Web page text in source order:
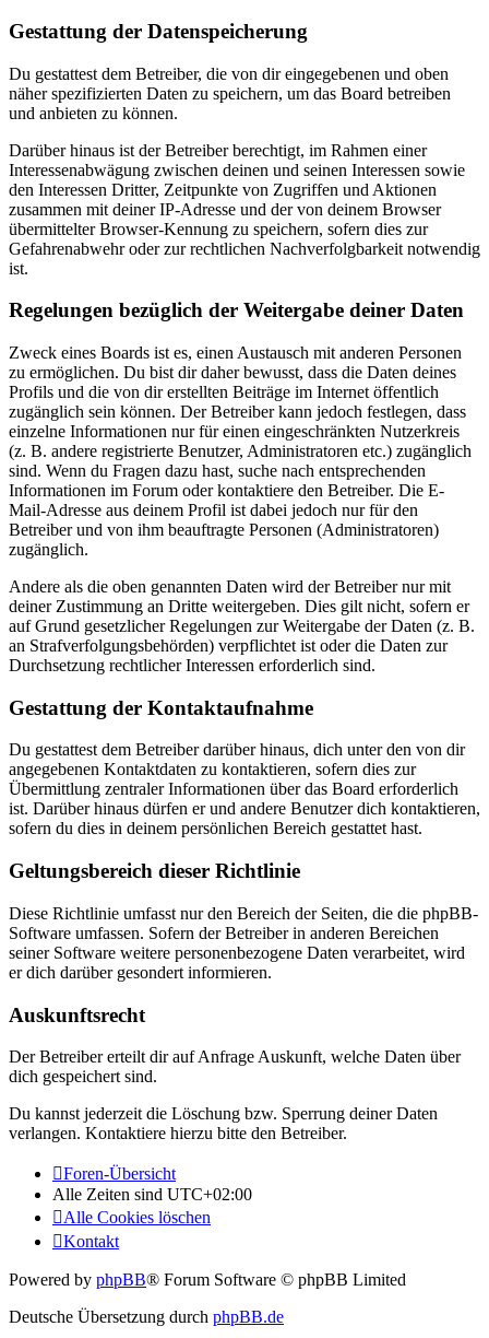
Gestattung der Datenspeicherung
Du gestattest dem Betreiber, die von dir eingegebenen und oben
näher spezifizierten Daten zu speichern, um das Board betreiben
und anbieten zu können.
Darüber hinaus ist der Betreiber berechtigt, im Rahmen einer
Interessenabwägung zwischen deinen und seinen Interessen sowie
den Interessen Dritter, Zeitpunkte von Zugriffen und Aktionen
zusammen mit deiner IP-Adresse und der von deinem Browser
übermittelter Browser-Kennung zu speichern, sofern dies zur
Gefahrenabwehr oder zur rechtlichen Nachverfolgbarkeit notwendig
ist.
Regelungen bezüglich der Weitergabe deiner Daten
Zweck eines Boards ist es, einen Austausch mit anderen Personen
zu ermöglichen. Du bist dir daher bewusst, dass die Daten deines
Profils und die von dir erstellten Beiträge im Internet öffentlich
zugänglich sein können. Der Betreiber kann jedoch festlegen, dass
einzelne Informationen nur für einen eingeschränkten Nutzerkreis
(z. B. andere registrierte Benutzer, Administratoren etc.) zugänglich
sind. Wenn du Fragen dazu hast, suche nach entsprechenden
Informationen im Forum oder kontaktiere den Betreiber. Die E-
Mail-Adresse aus deinem Profil ist dabei jedoch nur für den
Betreiber und von ihm beauftragte Personen (Administratoren)
zugänglich.
Andere als die oben genannten Daten wird der Betreiber nur mit
deiner Zustimmung an Dritte weitergeben. Dies gilt nicht, sofern er
auf Grund gesetzlicher Regelungen zur Weitergabe der Daten (z. B.
an Strafverfolgungsbehörden) verpflichtet ist oder die Daten zur
Durchsetzung rechtlicher Interessen erforderlich sind.
Gestattung der Kontaktaufnahme
Du gestattest dem Betreiber darüber hinaus, dich unter den von dir
angegebenen Kontaktdaten zu kontaktieren, sofern dies zur
Übermittlung zentraler Informationen über das Board erforderlich
ist. Darüber hinaus dürfen er und andere Benutzer dich kontaktieren,
sofern du dies in deinem persönlichen Bereich gestattet hast.
Geltungsbereich dieser Richtlinie
Diese Richtlinie umfasst nur den Bereich der Seiten, die die phpBB-
Software umfassen. Sofern der Betreiber in anderen Bereichen
seiner Software weitere personenbezogene Daten verarbeitet, wird
er dich darüber gesondert informieren.
Auskunftsrecht
Der Betreiber erteilt dir auf Anfrage Auskunft, welche Daten über
dich gespeichert sind.
Du kannst jederzeit die Löschung bzw. Sperrung deiner Daten
verlangen. Kontaktiere hierzu bitte den Betreiber.
Foren-Übersicht
Alle Zeiten sind UTC+02:00
Alle Cookies löschen
Kontakt
Powered by phpBB® Forum Software © phpBB Limited
Deutsche Übersetzung durch phpBB.de